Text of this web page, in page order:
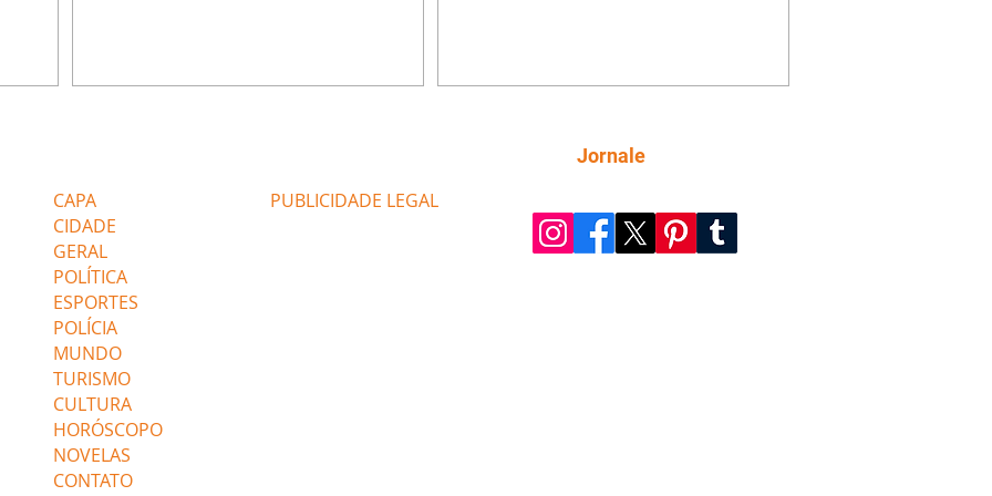
ajudar João Raul sem prejudicar a amiga.
Verônica e Noêmia perseguem Cadinho na
praia deserta. Dolores sugere que Roni peça
fugir da praia
CAPA
CIDADE
GERAL
POLÍTICA
ESPORTES
POLÍCIA
MUNDO
TURISMO
CULTURA
HORÓSCOPO
NOVELAS
CONTATO
PUBLICIDADE LEGAL
Jornale